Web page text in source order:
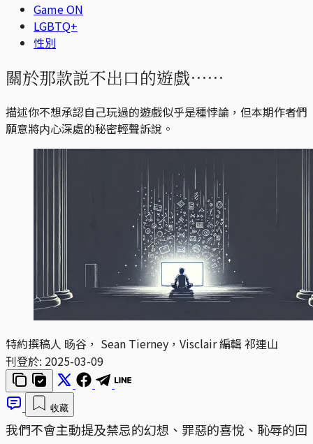
Game ON
LGBTQ+
性別
關於那款説不出口的遊戲⋯⋯
描述你不想承認自己玩過的遊戲似乎是種悖論，但本期作者們
願意將内心深處的秘密輕聲訴說。
特約撰稿人 旸谷， Sean Tierney，Visclair 編輯 祁連山
刊登於: 2025-03-09
收藏
我們不會主動提及禁忌的幻想、罪惡的喜悅、恥辱的回